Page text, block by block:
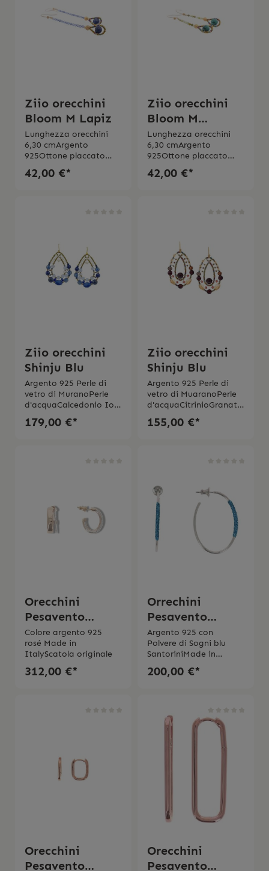
Ziio orecchini
Bloom M Lapiz
Lunghezza orecchini
6,30 cmArgento
925Ottone placcato
oroPerle di vetro di
Murano LapislazzuliZirc
42,00 €*
Ziio orecchini
Bloom M
Malachite
Lunghezza orecchini
6,30 cmArgento
925Ottone placcato
oroPerle di vetro di
Murano Malachite Zirco
42,00 €*
Ziio orecchini
Shinju Blu
Argento 925 Perle di
vetro di MuranoPerle
d'acquaCalcedonio Iolit
eKyaniteLapislazzuliFa
tte a manoMade in
179,00 €*
Ziio orecchini
Shinju Blu
Argento 925 Perle di
vetro di MuaranoPerle
d'acquaCitrinioGranato
ZirconiaFatte a
manoMade in
155,00 €*
Orecchini
Pesavento
Forever Chic
bicolor
Colore argento 925
rosé Made in
ItalyScatola originale
312,00 €*
Orrechini
Pesavento
Polvere di sogni
i colori del
mondo
Argento 925 con
Polvere di Sogni blu
SantoriniMade in
Italy Scatola originale
200,00 €*
Orecchini
Pesavento
Orecchini
Pesavento